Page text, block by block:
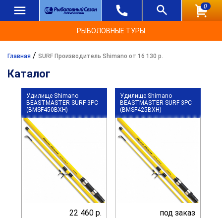
0
РЫБОЛОВНЫЕ ТУРЫ
Главная / SURF Производитель Shimano от 16 130 р.
Каталог
Удилище Shimano
BEASTMASTER SURF 3PC
(BMSF450BXH)
22 460 р.
Удилище Shimano
BEASTMASTER SURF 3PC
(BMSF425BXH)
под заказ